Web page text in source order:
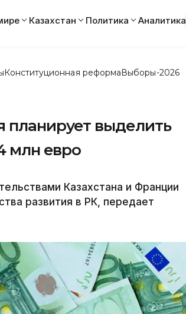
Казахстан Политика Аналитика
Конституционная реформаВыборы-2026
планирует выделить
млн евро
Казахстана и Франции
развития в РК, передает